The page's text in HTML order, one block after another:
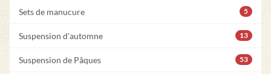
Sets de manucure 5
Suspension d'automne 13
Suspension de Pâques 53